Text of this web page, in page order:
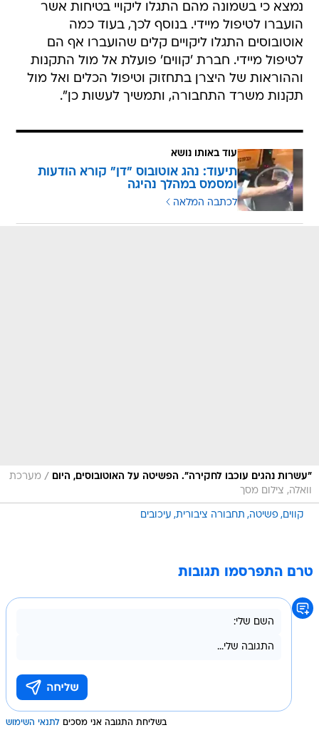
נמצא כי בשמונה מהם התגלו ליקויי בטיחות אשר
הועברו לטיפול מיידי. בנוסף לכך, בעוד כמה
אוטובוסים התגלו ליקויים קלים שהועברו אף הם
לטיפול מיידי. חברת 'קווים' פועלת אל מול התקנות
וההוראות של היצרן בתחזוק וטיפול הכלים ואל מול
תקנות משרד התחבורה, ותמשיך לעשות כן".
עוד באותו נושא
תיעוד: נהג אוטובוס "דן" קורא הודעות
ומסמס במהלך נהיגה
לכתבה המלאה
"עשרות נהגים עוכבו לחקירה". הפשיטה על האוטובוסים, היום / מערכת
וואלה, צילום מסך
קווים פשיטה תחבורה ציבורית עיכובים
טרם התפרסמו תגובות
בשליחת התגובה אני מסכים לתנאי השימוש